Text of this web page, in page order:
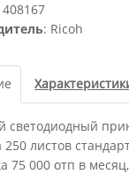
408167
: Ricoh
светодиодный
250 листов
75 000 отп в